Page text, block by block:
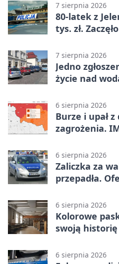
7 sierpnia 2026
80-latek z
tys. zł.
7 sierpnia 2026
Jedno
życie nad
6 sierpnia 2026
Burze i upał
zagrożenia.
6 sierpnia 2026
Zaliczka za
przepadła.
6 sierpnia 2026
Kolorowe
swoją historię
6 sierpnia 2026